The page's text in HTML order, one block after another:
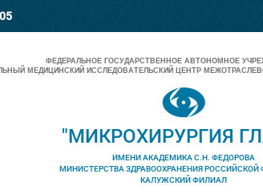
ФЕДЕРАЛЬНОЕ ГОСУДАРСТВЕННОЕ АВТОНОМНОЕ
МЕДИЦИНСКИЙ ИССЛЕДОВАТЕЛЬСКИЙ ЦЕНТР
"МИКРОХИРУРГИЯ
ИМЕНИ АКАДЕМИКА С.Н. ФЕДОРОВА
МИНИСТЕРСТВА ЗДРАВООХРАНЕНИЯ РОССИЙСКОЙ
КАЛУЖСКИЙ ФИЛИАЛ